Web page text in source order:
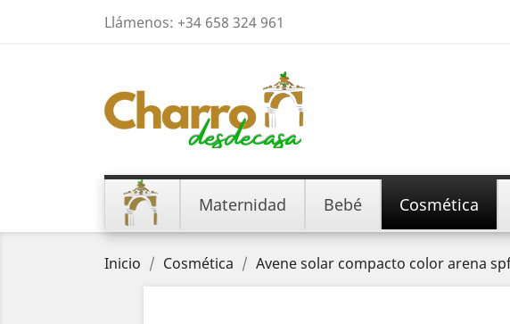
Llámenos: +34 658 324 961
Maternidad Bebé Cosmética
Inicio Cosmética Avene solar compacto color arena